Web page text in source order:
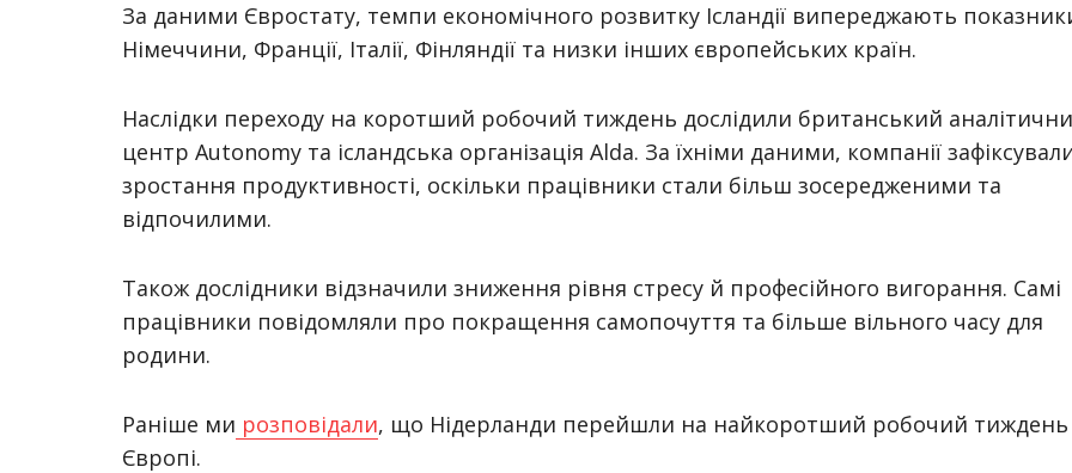
За даними Євростату, темпи економічного розвитку Ісландії випереджають
Німеччини, Франції, Італії, Фінляндії та низки інших європейських країн.
Наслідки переходу на коротший робочий тиждень дослідили британський
центр Autonomy та ісландська організація Alda. За їхніми даними, компанії
зростання продуктивності, оскільки працівники стали більш зосередженими та
відпочилими.
Також дослідники відзначили зниження рівня стресу й професійного вигорання. Самі
працівники повідомляли про покращення самопочуття та більше вільного часу для
родини.
Раніше ми розповідали, що Нідерланди перейшли на найкоротший робочий тиждень
Європі.